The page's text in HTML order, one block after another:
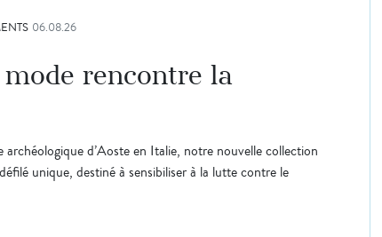
06.08.26
rencontre la
d’Aoste en Italie, notre nouvelle collection
unique, destiné à sensibiliser à la lutte contre le